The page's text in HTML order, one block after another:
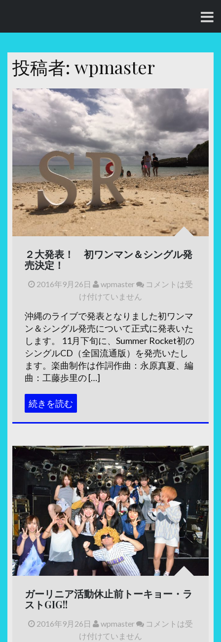
テ
ツ 投稿者: wpmaster
２大発表！ 初ワンマン＆シングル発
売決定！
2016年9月26日 wpmaster
コメントは受
け付けていません
沖縄のライブで発表となりました初ワンマ
ン＆シングル発売について正式に発表いた
します。 11月下旬に、Summer Rocket初の
シングルCD（全国流通版）を発売いたし
ます。楽曲制作は作詞作曲：永原真夏、編
曲：工藤歩里の […]
続きを読む
ガーリニア活動休止前トーキョー・ラ
ストGIG!!
2016年9月26日 wpmaster
コメントは受
け付けていません